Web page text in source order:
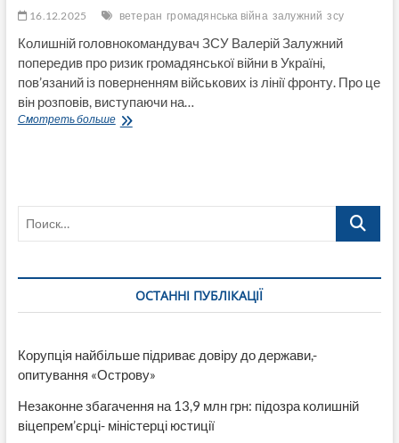
16.12.2025 ветеран громадянська війна залужний зсу
Колишній головнокомандувач ЗСУ Валерій Залужний
попередив про ризик громадянської війни в Україні,
пов’язаний із поверненням військових із лінії фронту. Про це
він розповів, виступаючи на…
Смотреть большеЗалужний
стати
«вразливими
перед
грошей»
(ВІДЕО)
Поиск…
ОСТАННІ ПУБЛІКАЦІЇ
Корупція найбільше підриває довіру до держави,-
опитування «Острову»
Незаконне збагачення на 13,9 млн грн: підозра колишній
віцепрем’єрці- міністерці юстиції